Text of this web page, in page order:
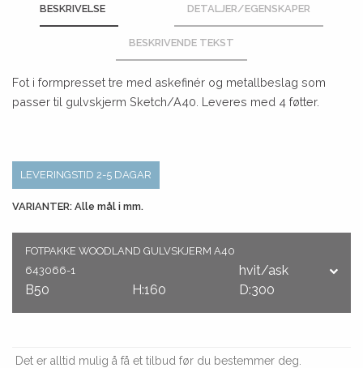
BESKRIVELSE DETALJER/EGENSKAPER
BESKRIVENDE TEKST
Fot i formpresset tre med askefinér og metallbeslag som
passer til gulvskjerm Sketch/A40. Leveres med 4 føtter.
LEVERINGSTID 2-5 DAGAR
VARIANTER: Alle mål i mm.
FOTPAKKE WOODLAND GULVSKJERM A40
643066-1
hvit/ask
B50
H:160 D:300
Det er alltid mulig å få et tilbud før du bestemmer deg.